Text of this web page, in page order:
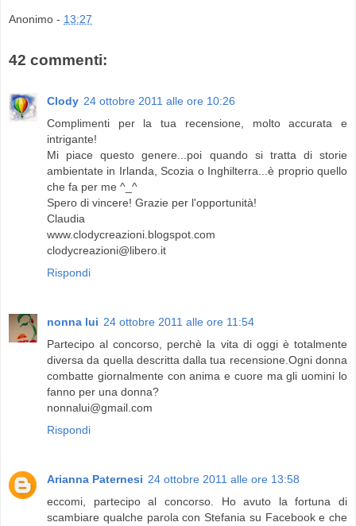
Anonimo - 13:27
42 commenti:
Clody 24 ottobre 2011 alle ore 10:26
Complimenti per la tua recensione, molto accurata e
intrigante!
Mi piace questo genere...poi quando si tratta di storie
ambientate in Irlanda, Scozia o Inghilterra...è proprio quello
che fa per me ^_^
Spero di vincere! Grazie per l'opportunità!
Claudia
www.clodycreazioni.blogspot.com
clodycreazioni@libero.it
Rispondi
nonna lui 24 ottobre 2011 alle ore 11:54
Partecipo al concorso, perchè la vita di oggi è totalmente
diversa da quella descritta dalla tua recensione.Ogni donna
combatte giornalmente con anima e cuore ma gli uomini lo
fanno per una donna?
nonnalui@gmail.com
Rispondi
Arianna Paternesi 24 ottobre 2011 alle ore 13:58
eccomi, partecipo al concorso. Ho avuto la fortuna di
scambiare qualche parola con Stefania su Facebook e che